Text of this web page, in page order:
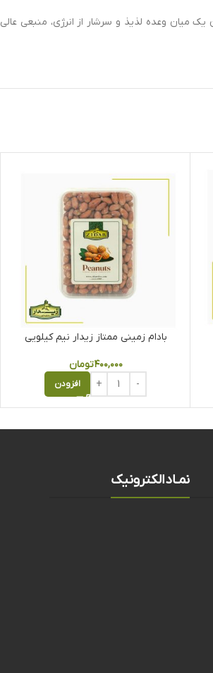
میان وعده لذیذ و سرشار از انرژی، منبعی عالی
بادام زمینی ممتاز زیدار نیم کیلویی
۴۰۰,۰۰۰تومان
افزودن
نمـادالکترونیک